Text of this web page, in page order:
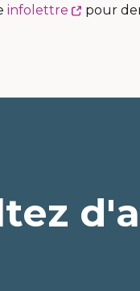
infolettre
Ce
pour